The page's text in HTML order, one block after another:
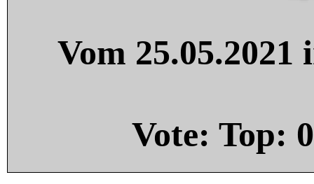
Vom
Vote: Top: 0